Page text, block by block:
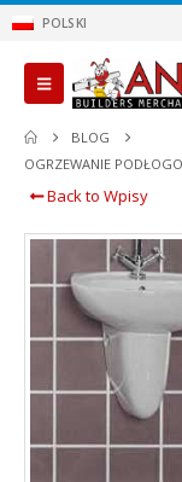
POLSKI
BLOG
OGRZEWANIE
Back to Wpisy